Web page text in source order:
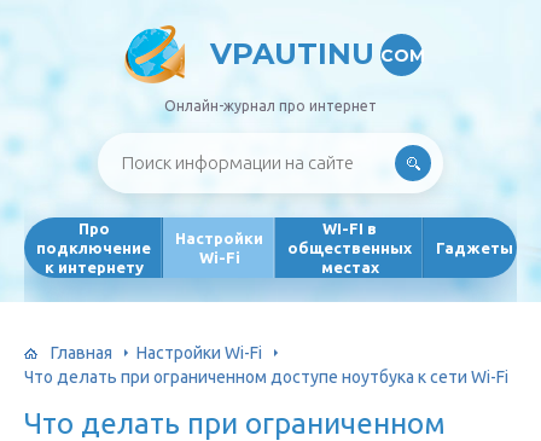
VPAUTINU COM
Онлайн-журнал про интернет
Про
подключение
к интернету
Настройки
Wi-Fi
WI-FI в
общественных
местах
Гаджеты
Главная
Настройки Wi-Fi
Что делать при ограниченном доступе ноутбука к сети Wi-Fi
Что делать при ограниченном